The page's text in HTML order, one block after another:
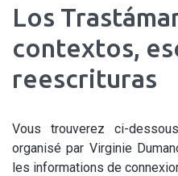
Los
contextos,
reescrituras
Vous trouverez ci-
organisé par Virginie
les informations de